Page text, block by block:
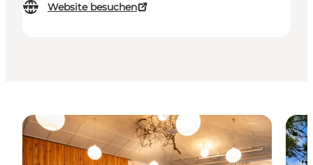
Website besuchen